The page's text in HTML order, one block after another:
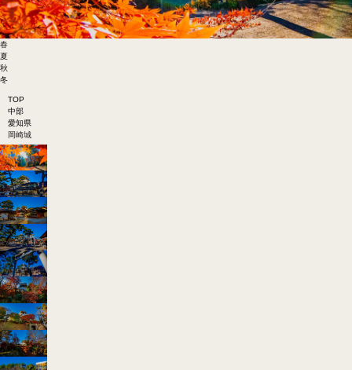
春
夏
秋
冬
TOP
中部
愛知県
岡崎城